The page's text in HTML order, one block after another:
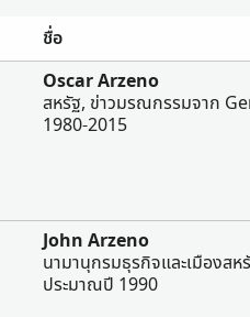
ชื่อ
Oscar Arzeno
สหรัฐ, ข่าวมรณกรรมจาก
1980-2015
John Arzeno
นามานุกรมธุรกิจและเมืองส
ประมาณปี 1990